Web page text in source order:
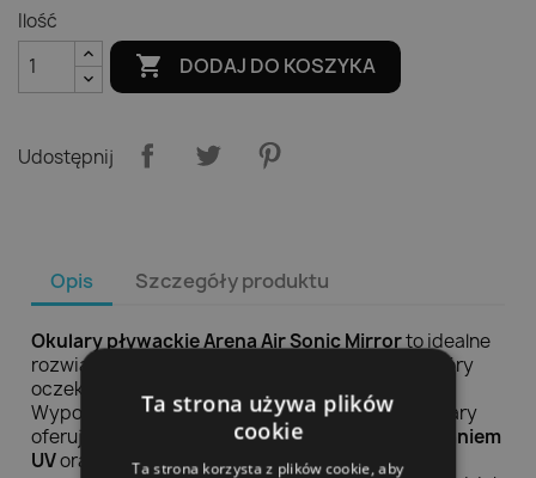
Ilość
 DODAJ DO KOSZYKA
Udostępnij
Opis Szczegóły produktu
Okulary pływackie Arena Air Sonic Mirrorto idealne
rozwiązanie dla każdego miłośnika pływania, który
oczekuje najwyższej jakości i komfortu w wodzie.
Wyposażone w nowoczesną technologię, te okulary
oferują
doskonałą ochronę przed promieniowaniem
UVoraz anty-fog(zapobieganie parowaniu), co
Ta strona używa plików
cookie
Ta strona korzysta z plików cookie, aby